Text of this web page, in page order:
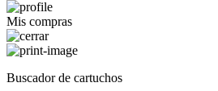
Mis compras
Buscador de cartuchos